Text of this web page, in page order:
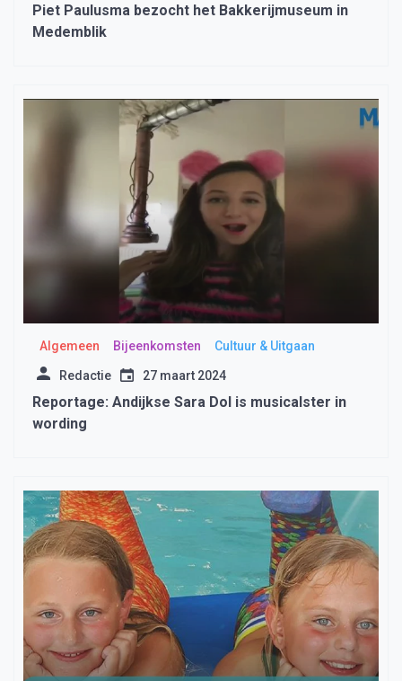
Piet Paulusma bezocht het Bakkerijmuseum in
Medemblik
Algemeen Bijeenkomsten Cultuur & Uitgaan
Redactie 27 maart 2024
Reportage: Andijkse Sara Dol is musicalster in
wording